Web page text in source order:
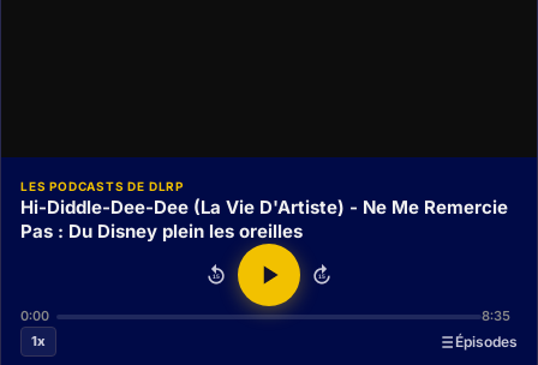
LES PODCASTS DE DLRP
Hi-Diddle-Dee-Dee (La Vie D'Artiste) - Ne Me Remercie
Pas : Du Disney plein les oreilles
15 15
0:00
8:35
1x
Épisodes